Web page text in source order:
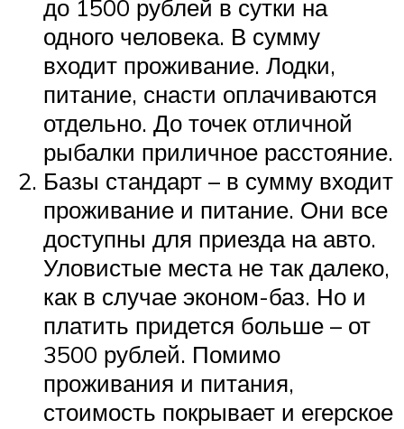
до 1500 рублей в сутки на
одного человека. В сумму
входит проживание. Лодки,
питание, снасти оплачиваются
отдельно. До точек отличной
рыбалки приличное расстояние.
Базы стандарт – в сумму входит
проживание и питание. Они все
доступны для приезда на авто.
Уловистые места не так далеко,
как в случае эконом-баз. Но и
платить придется больше – от
3500 рублей. Помимо
проживания и питания,
стоимость покрывает и егерское